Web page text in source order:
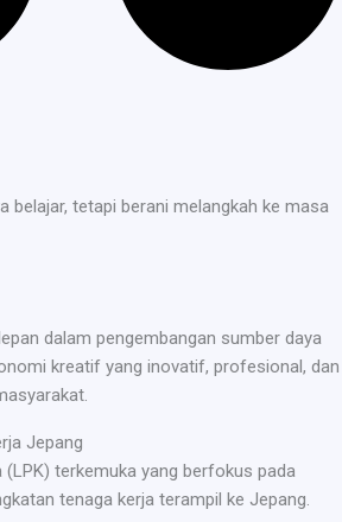
belajar, tetapi berani melangkah ke masa
dalam pengembangan sumber daya
kreatif yang inovatif, profesional, dan
(LPK) terkemuka yang berfokus pada
tenaga kerja terampil ke Jepang.